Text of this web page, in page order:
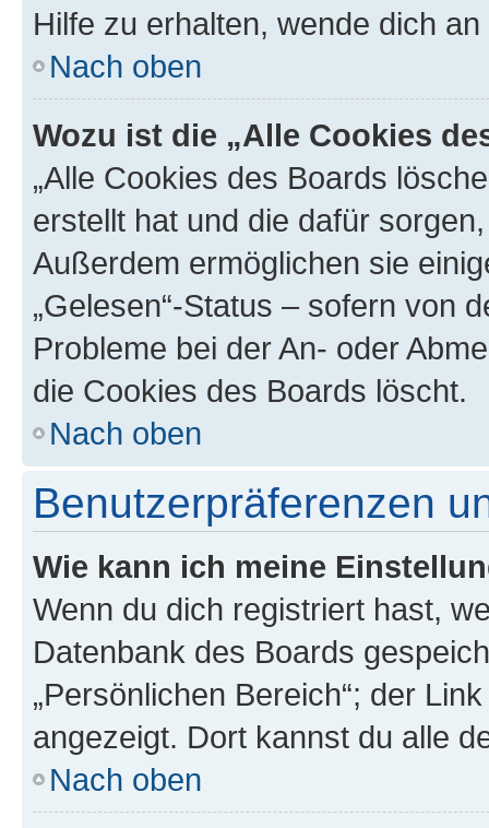
Hilfe zu erhalten, wende dich
Nach oben
Wozu ist die „Alle Cookies
„Alle Cookies des Boards
erstellt hat und die dafür
Außerdem ermöglichen sie
„Gelesen“-Status – sofern von
Probleme bei der An- oder
die Cookies des Boards löscht.
Nach oben
Benutzerpräferenzen
Wie kann ich meine
Wenn du dich registriert hast,
Datenbank des Boards
„Persönlichen Bereich“; der
angezeigt. Dort kannst du alle
Nach oben